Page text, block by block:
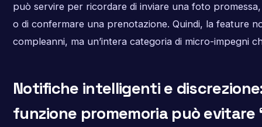
può servire per ricordare di inviare una foto
o di confermare una prenotazione. Quindi, la feature
compleanni, ma un’intera categoria di micro-impegni
Notifiche intelligenti e
funzione promemoria può evitare